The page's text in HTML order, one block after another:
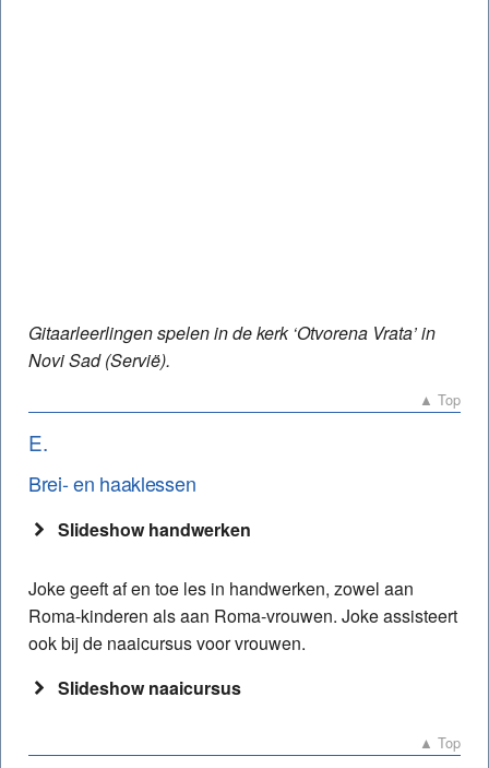
Gitaarleerlingen spelen in de kerk ‘Otvorena Vrata’ in
Novi Sad (Servië).
▲ Top
E.
Brei- en haaklessen
Slideshow handwerken
Joke geeft af en toe les in handwerken, zowel aan
Roma-kinderen als aan Roma-vrouwen. Joke assisteert
ook bij de naaicursus voor vrouwen.
Slideshow naaicursus
▲ Top